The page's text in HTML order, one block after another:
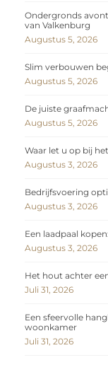
Ondergronds
van Valkenburg
Augustus 5, 2026
Slim verbouwen
Augustus 5, 2026
De juiste
Augustus 5, 2026
Waar let u op bij
Augustus 3, 2026
Bedrijfsvoering
Augustus 3, 2026
Een laadpaal
Augustus 3, 2026
Het hout achter
Juli 31, 2026
Een sfeervolle
woonkamer
Juli 31, 2026